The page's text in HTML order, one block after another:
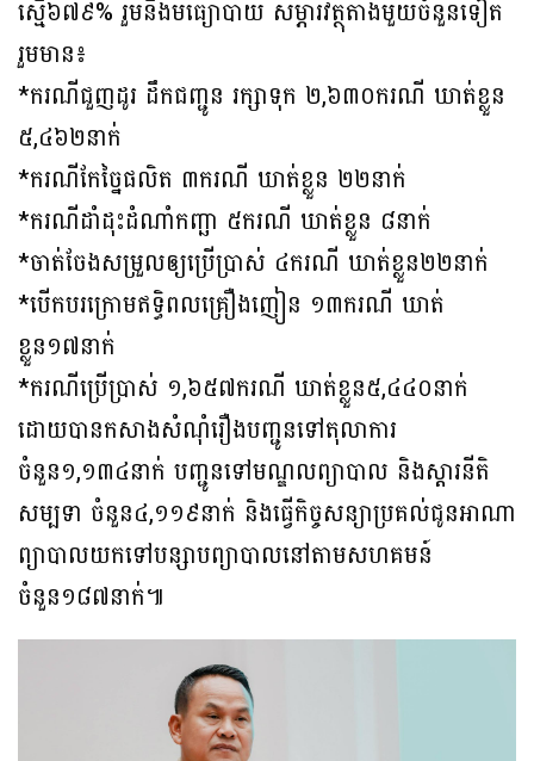
ស្មើ៦៧៩% រួមនឹងមធ្យោបាយ សម្ភារវត្ថុតាងមួយចំនួនទៀត
រួមមាន៖
*ករណីជួញដូរ ដឹកជញ្ជូន រក្សាទុក ២,៦៣០ករណី ឃាត់ខ្លួន
៥,៤៦២នាក់
*ករណីកែច្នៃផលិត ៣ករណី ឃាត់ខ្លួន ២២នាក់
*ករណីដាំដុះដំណាំកញ្ឆា ៥ករណី ឃាត់ខ្លួន ៨នាក់
*ចាត់ចែងសម្រួលឲ្យប្រើប្រាស់ ៤ករណី ឃាត់ខ្លួន២២នាក់
*បើកបរក្រោមឥទ្ធិពលគ្រឿងញៀន ១៣ករណី ឃាត់
ខ្លួន១៧នាក់
*ករណីប្រើប្រាស់ ១,៦៥៧ករណី ឃាត់ខ្លួន៥,៤៤០នាក់
ដោយបានកសាងសំណុំរឿងបញ្ជូនទៅតុលាការ
ចំនួន១,១៣៤នាក់ បញ្ជូនទៅមណ្ឌលព្យាបាល និងស្តារនីតិ
សម្បទា ចំនួន៤,១១៩នាក់ និងធ្វើកិច្ចសន្យាប្រគល់ជូនអាណា
ព្យាបាលយកទៅបន្សាបព្យាបាលនៅតាមសហគមន៍
ចំនួន១៨៧នាក់៕